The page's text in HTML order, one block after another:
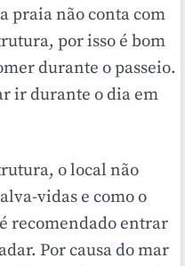
praia não conta com
por isso é bom
durante o passeio.
ir durante o dia em
o local não
vidas e como o
recomendado entrar
Por causa do mar